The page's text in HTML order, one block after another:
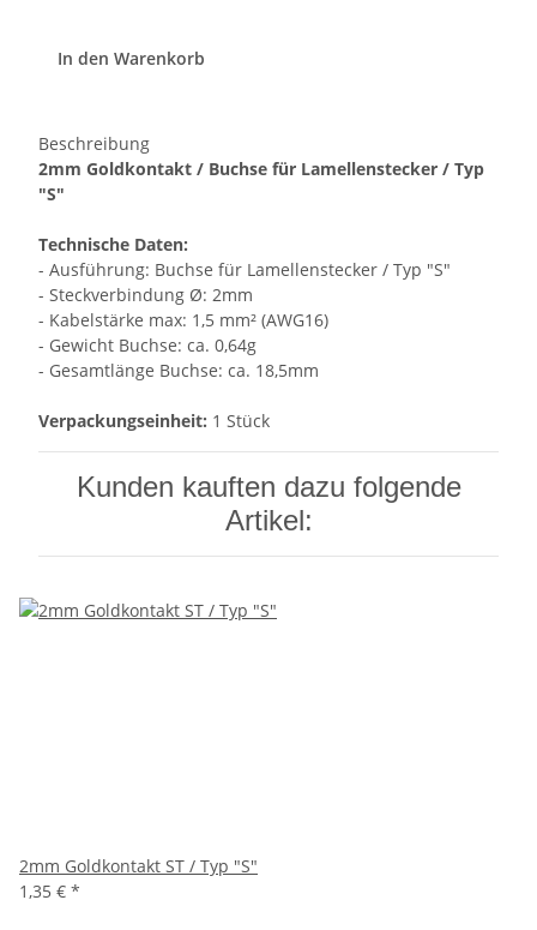
In den Warenkorb
Beschreibung
2mm Goldkontakt / Buchse für Lamellenstecker / Typ
"S"
Technische Daten:
- Ausführung: Buchse für Lamellenstecker / Typ "S"
- Steckverbindung Ø: 2mm
- Kabelstärke max: 1,5 mm² (AWG16)
- Gewicht Buchse: ca. 0,64g
- Gesamtlänge Buchse: ca. 18,5mm
Verpackungseinheit: 1 Stück
Kunden kauften dazu folgende
Artikel:
2mm Goldkontakt ST / Typ "S"
1,35 € *